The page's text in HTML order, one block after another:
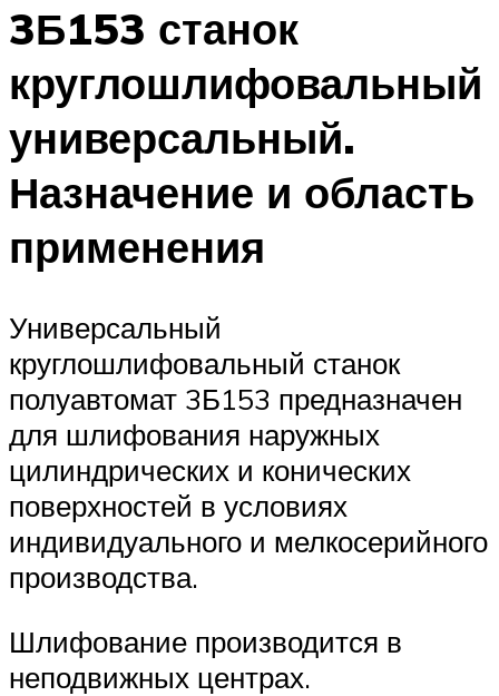
3Б153 станок
круглошлифовальный
универсальный.
Назначение и область
применения
Универсальный
круглошлифовальный станок
полуавтомат 3Б153 предназначен
для шлифования наружных
цилиндрических и конических
поверхностей в условиях
индивидуального и мелкосерийного
производства.
Шлифование производится в
неподвижных центрах.